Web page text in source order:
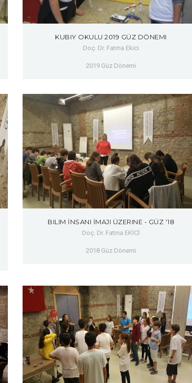
KUBIY OKULU 2019 GÜZ DÖNEMI
Doç. Dr. Fatma Ekici
2019 Güz Dönemi
BILIM İNSANI İMAJI ÜZERINE - GÜZ '18
Doç. Dr. Fatma EKİCİ
2018 Güz Dönemi